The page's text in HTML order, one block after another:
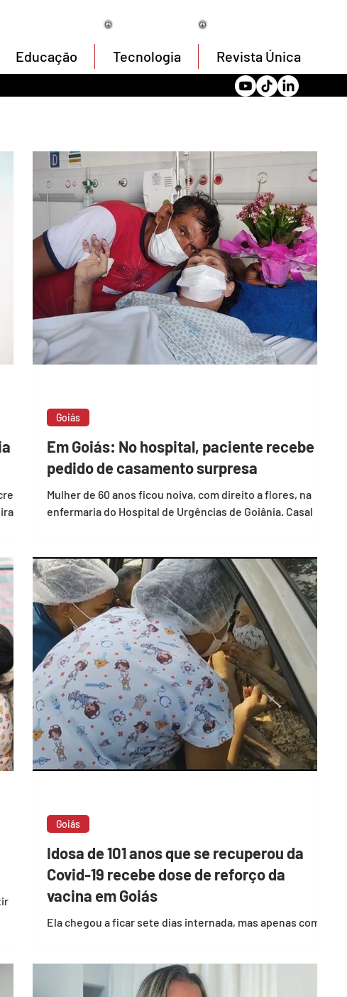
Educação Tecnologia Revista Única
Em Goiás: No hospital, paciente recebe
pedido de casamento surpresa
Mulher de 60 anos ficou noiva, com direito a flores, na
enfermaria do Hospital de Urgências de Goiânia. Casal
Goiás
Idosa de 101 anos que se recuperou da
Covid-19 recebe dose de reforço da
vacina em Goiás
Ela chegou a ficar sete dias internada, mas apenas com
Goiás